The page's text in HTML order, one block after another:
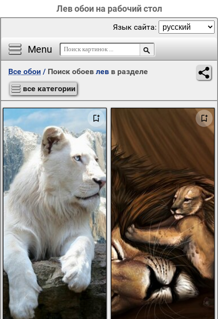
Лев обои на рабочий стол
Menu
Язык сайта:
Все обои / Поиск обоев лев в разделе
все категории